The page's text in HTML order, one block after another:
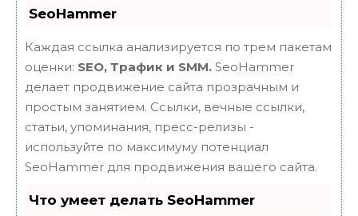
SeoHammer
Каждая ссылка анализируется по трем пакетам
оценки: SEO, Трафик и SMM. SeoHammer
делает продвижение сайта прозрачным и
простым занятием. Ссылки, вечные ссылки,
статьи, упоминания, пресс-релизы -
используйте по максимуму потенциал
SeoHammer для продвижения вашего сайта.
Что умеет делать SeoHammer